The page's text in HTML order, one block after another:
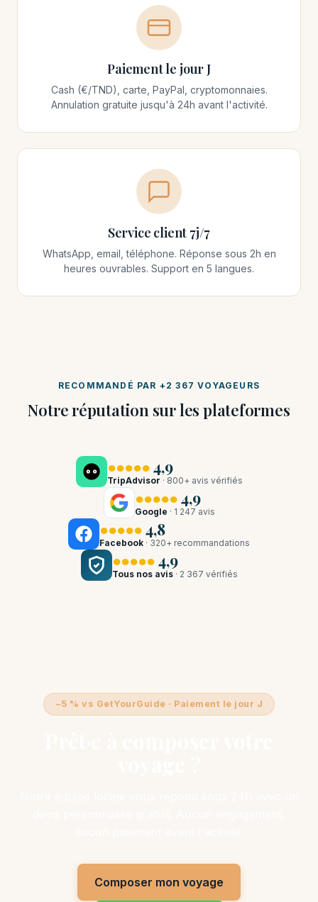
Paiement le jour J
Cash (€/TND), carte, PayPal, cryptomonnaies.
Annulation gratuite jusqu'à 24h avant l'activité.
Service client 7j/7
WhatsApp, email, téléphone. Réponse sous 2h en
heures ouvrables. Support en 5 langues.
RECOMMANDÉ PAR +2 367 VOYAGEURS
Notre réputation sur les plateformes
●●●●●4,9
TripAdvisor · 800+ avis vérifiés
●●●●●4,9
Google · 1 247 avis
●●●●●4,8
Facebook · 320+ recommandations
●●●●●4,9
Tous nos avis· 2 367 vérifiés
−5 % vs GetYourGuide · Paiement le jour J
Composer mon voyage